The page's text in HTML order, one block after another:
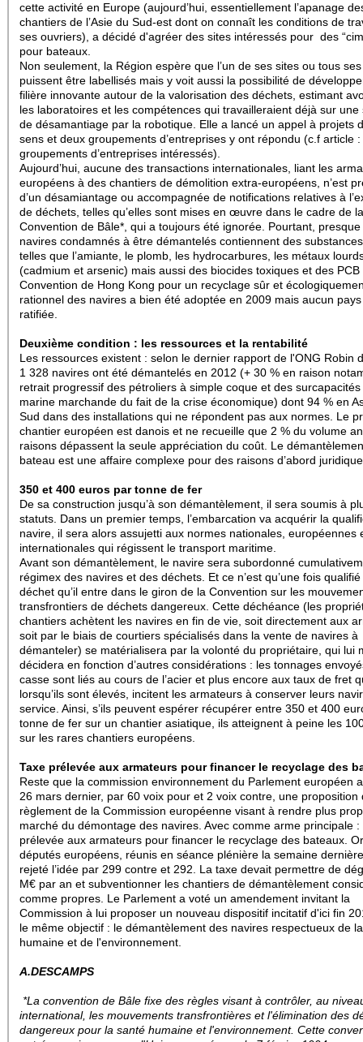
cette activité en Europe (aujourd’hui, essentiellement l’apanage
chantiers de l’Asie du Sud-est dont on connaît les conditions de
ses ouvriers), a décidé d'agréer des sites intéressés pour des
pour bateaux.
Non seulement, la Région espère que l’un de ses sites ou tous
puissent être labellisés mais y voit aussi la possibilité de
filière innovante autour de la valorisation des déchets, estimant
les laboratoires et les compétences qui travailleraient déjà sur une
de désamantiage par la robotique. Elle a lancé un appel à projets
sens et deux groupements d’entreprises y ont répondu (c.f article
groupements d’entreprises intéressés).
Aujourd’hui, aucune des transactions internationales, liant les
européens à des chantiers de démolition extra-européens, n’est
d’un désamiantage ou accompagnée de notifications relatives à
de déchets, telles qu’elles sont mises en œuvre dans le cadre de la
Convention de Bâle*, qui a toujours été ignorée. Pourtant,
navires condamnés à être démantelés contiennent des
telles que l’amiante, le plomb, les hydrocarbures, les métaux
(cadmium et arsenic) mais aussi des biocides toxiques et des
Convention de Hong Kong pour un recyclage sûr et
rationnel des navires a bien été adoptée en 2009 mais aucun pays
ratifiée.
Deuxième condition : les ressources et la rentabilité
Les ressources existent : selon le dernier rapport de l'ONG Robin
1 328 navires ont été démantelés en 2012 (+ 30 % en raison
retrait progressif des pétroliers à simple coque et des
marine marchande du fait de la crise économique) dont 94 % en
Sud dans des installations qui ne répondent pas aux normes. Le
chantier européen est danois et ne recueille que 2 % du volume
raisons dépassent la seule appréciation du coût. Le
bateau est une affaire complexe pour des raisons d’abord
350 et 400 euros par tonne de fer
De sa construction jusqu’à son démantèlement, il sera soumis à
statuts. Dans un premier temps, l’embarcation va acquérir la
navire, il sera alors assujetti aux normes nationales, européennes
internationales qui régissent le transport maritime.
Avant son démantèlement, le navire sera subordonné
régimex des navires et des déchets. Et ce n’est qu’une fois
déchet qu’il entre dans le giron de la Convention sur les
transfrontiers de déchets dangereux. Cette déchéance (les
chantiers achètent les navires en fin de vie, soit directement aux
soit par le biais de courtiers spécialisés dans la vente de navires à
démanteler) se matérialisera par la volonté du propriétaire, qui lui
décidera en fonction d’autres considérations : les tonnages
casse sont liés au cours de l’acier et plus encore aux taux de fret
lorsqu’ils sont élevés, incitent les armateurs à conserver leurs
service. Ainsi, s’ils peuvent espérer récupérer entre 350 et 400
tonne de fer sur un chantier asiatique, ils atteignent à peine les
sur les rares chantiers européens.
Taxe prélevée aux armateurs pour financer le recyclage des
Reste que la commission environnement du Parlement européen
26 mars dernier, par 60 voix pour et 2 voix contre, une proposition
règlement de la Commission européenne visant à rendre plus
marché du démontage des navires. Avec comme arme principale :
prélevée aux armateurs pour financer le recyclage des bateaux.
députés européens, réunis en séance plénière la semaine
rejeté l’idée par 299 contre et 292. La taxe devait permettre de
M€ par an et subventionner les chantiers de démantèlement
comme propres. Le Parlement a voté un amendement invitant la
Commission à lui proposer un nouveau dispositif incitatif d'ici fin
le même objectif : le démantèlement des navires respectueux de
humaine et de l'environnement.
A.DESCAMPS
*La convention de Bâle fixe des règles visant à contrôler, au
international, les mouvements transfrontières et l'élimination des
dangereux pour la santé humaine et l'environnement. Cette